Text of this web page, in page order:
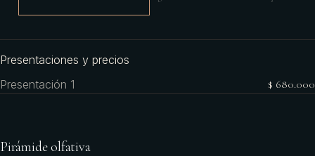
Presentaciones y precios
Presentación 1
$ 680.000
Pirámide olfativa